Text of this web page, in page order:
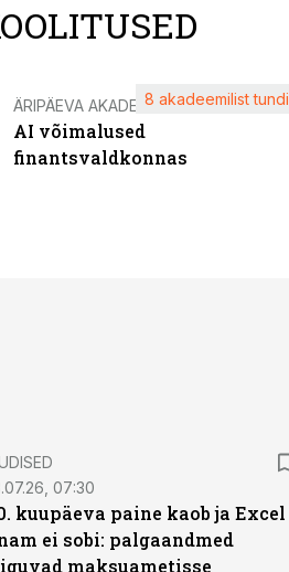
ÄRIPÄEVA AKADEEMIA
AI võimalused
finantsvaldkonnas
8 akadeemilist tundi
07:30
kuupäeva paine kaob ja Excel
ei sobi: palgaandmed
maksuametisse